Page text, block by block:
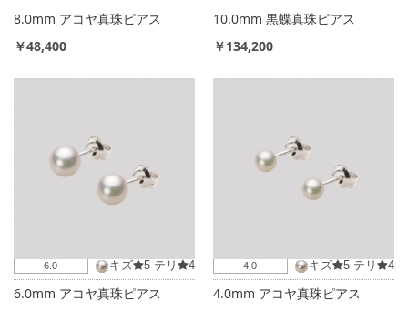
8.0mm アコヤ真珠ピアス
￥48,400
10.0mm 黒蝶真珠ピアス
￥134,200
6.0 キズ 5 テリ 4
6.0mm アコヤ真珠ピアス
4.0 キズ 5 テリ 4
4.0mm アコヤ真珠ピアス